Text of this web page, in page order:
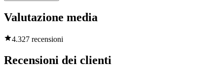
Valutazione media
4.327 recensioni
Recensioni dei clienti